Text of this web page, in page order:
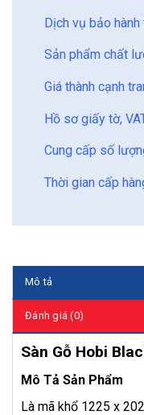
Dịch vụ bảo hành
Sản phẩm chất
Giá thành cạnh
Hồ sơ giấy tờ,
Cung cấp số
Thời gian cấp
Mô tả
Đánh giá (0)
Sàn Gỗ Hobi
Mô Tả Sản Phẩm
Là mã khổ 1225 x